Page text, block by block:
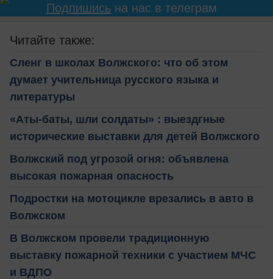
Подпишисьна нас в телеграм
Читайте также:
Сленг в школах Волжского: что об этом
думает учительница русского языка и
литературы
«Аты-баты, шли солдаты» : выездгные
исторические выставки для детей Волжского
Волжский под угрозой огня: объявлена
высокая пожарная опасность
Подростки на мотоцикле врезались в авто в
Волжском
В Волжском провели традиционную
выставку пожарной техники с участием МЧС
и ВДПО